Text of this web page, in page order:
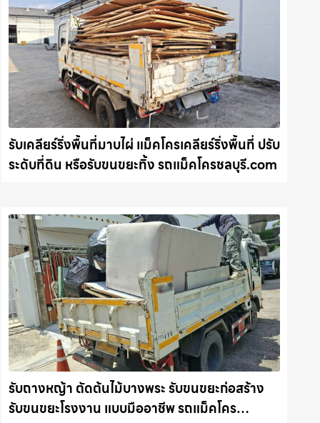
รับเคลียร์ริ่งพื้นที่มาบไผ่ แม็คโครเคลียร์ริ่งพื้นที่ ปรับ
ระดับที่ดิน หรือรับขนขยะทิ้ง รถแม็คโครชลบุรี.com
รับถางหญ้า ตัดต้นไม้บางพระ รับขนขยะก่อสร้าง
รับขนขยะโรงงาน แบบมืออาชีพ รถแม็คโคร